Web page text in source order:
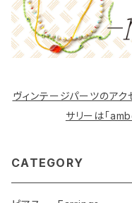
ヴィンテージパーツのア
サリーは「
CATEGORY